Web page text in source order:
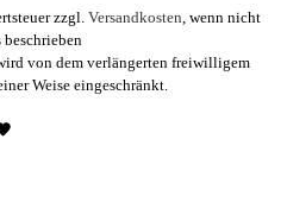
zzgl. Versandkosten, wenn nicht
beschrieben
von dem verlängerten freiwilligem
Weise eingeschränkt.